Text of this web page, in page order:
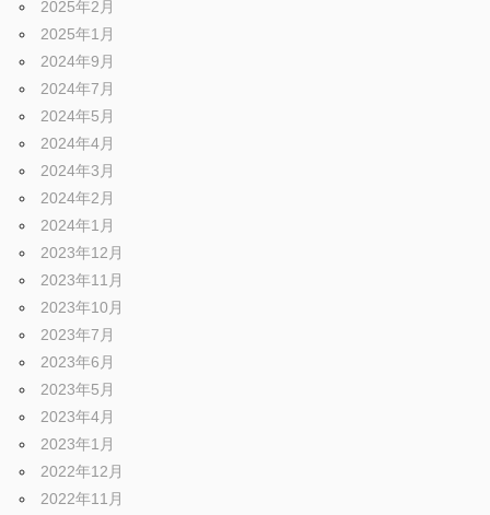
2025年2月
2025年1月
2024年9月
2024年7月
2024年5月
2024年4月
2024年3月
2024年2月
2024年1月
2023年12月
2023年11月
2023年10月
2023年7月
2023年6月
2023年5月
2023年4月
2023年1月
2022年12月
2022年11月